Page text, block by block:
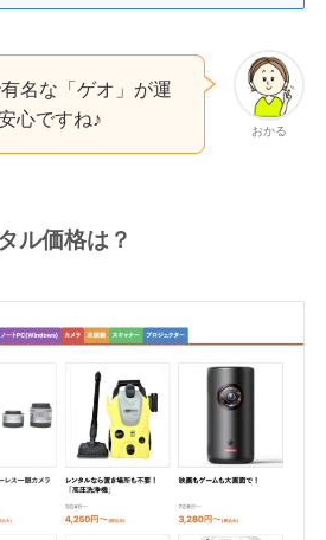
おかる
名な「ゲオ」が運
心ですね♪
ル価格は？